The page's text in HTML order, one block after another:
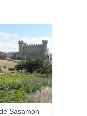
Sasamón